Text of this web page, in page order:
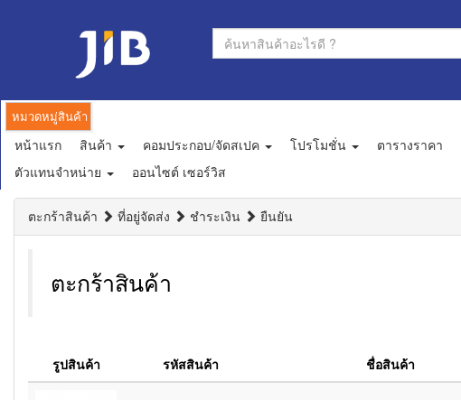
หมวดหมู่สินค้า
หน้าแรก สินค้า คอมประกอบ/จัดสเปค โปรโมชั่น ตารางราคา
ตัวแทนจำหน่าย
ออนไซต์ เซอร์วิส
ตะกร้าสินค้า ที่อยู่จัดส่ง ชำระเงิน ยืนยัน
ตะกร้าสินค้า
รูปสินค้า รหัสสินค้า ชื่อสินค้า